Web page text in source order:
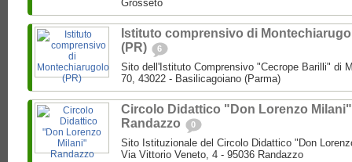
Grosseto
Istituto comprensivo di
(PR)
6
Sito dell'Istituto Comprensivo "Cecrope Barilli" di
70, 43022 - Basilicagoiano (Parma)
Circolo Didattico "Don Lorenzo Milani"
Randazzo
0
Sito Istituzionale del Circolo Didattico "Don
Via Vittorio Veneto, 4 - 95036 Randazzo